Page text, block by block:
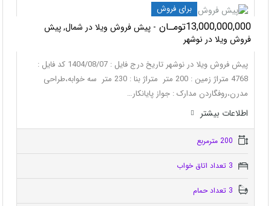
برای فروش
13,000,000,000تومـان
- پیش فروش ویلا در شمال, پیش
فروش ویلا در نوشهر
پیش فروش ویلا در نوشهر تاریخ درج فایل : 1404/08/07 کد فایل :
4768 متراژ زمین : 200 متر متراژ بنا : 230 متر سه خوابه،طراحی
مدرن،روفگاردن مدارک : جواز پایانکار…
اطلاعات بيشتر